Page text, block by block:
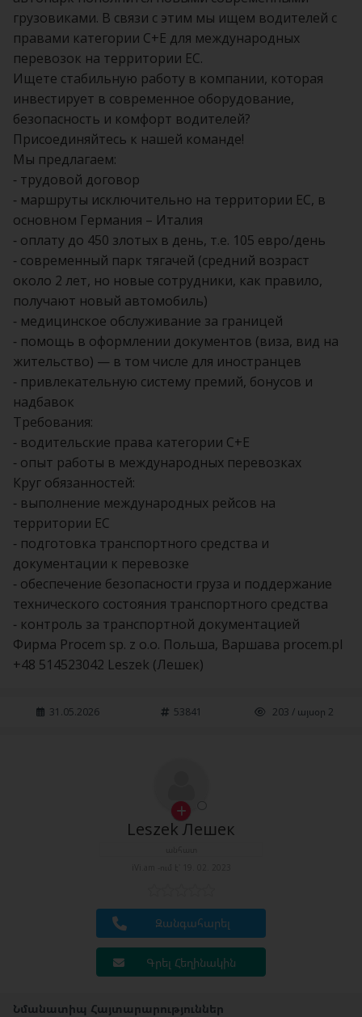
грузовиками. В связи с этим мы ищем водителей с
правами категории C+E для международных
перевозок на территории ЕС.
Ищете стабильную работу в компании, которая
инвестирует в современное оборудование,
безопасность и комфорт водителей?
Присоединяйтесь к нашей команде!
Мы предлагаем:
- трудовой договор
- маршруты исключительно на территории ЕС, в
основном Германия – Италия
- оплату до 450 злотых в день, т.е. 105 евро/день
- современный парк тягачей (средний возраст
около 2 лет, но новые сотрудники, как правило,
получают новый автомобиль)
- медицинское обслуживание за границей
- помощь в оформлении документов (виза, вид на
жительство) — в том числе для иностранцев
- привлекательную систему премий, бонусов и
надбавок
Требования:
- водительские права категории C+E
- опыт работы в международных перевозках
Круг обязанностей:
- выполнение международных рейсов на
территории ЕС
- подготовка транспортного средства и
документации к перевозке
- обеспечение безопасности груза и поддержание
технического состояния транспортного средства
- контроль за транспортной документацией
Фирма Procem sp. z o.o. Польша, Варшава procem.pl
+48 514523042 Leszek (Лешек)
31.05.2026 53841 203 / այսօր 2
Leszek Лешек
Զանգահարել
Գրել Հեղինակին
Նմանատիպ Հայտարարություններ